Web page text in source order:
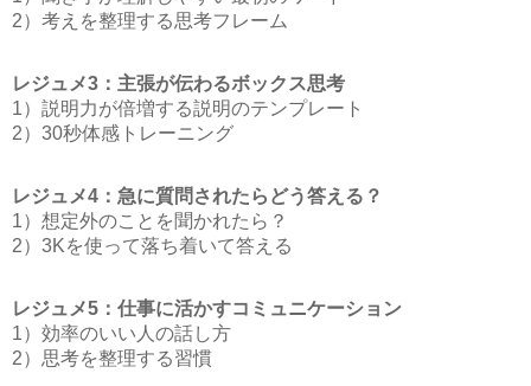
2）考えを整理する思考フレーム
レジュメ3：主張が伝わるボックス思考
1）説明力が倍増する説明のテンプレート
2）30秒体感トレーニング
レジュメ4：急に質問されたらどう答える？
1）想定外のことを聞かれたら？
2）3Kを使って落ち着いて答える
レジュメ5：仕事に活かすコミュニケーション
1）効率のいい人の話し方
2）思考を整理する習慣